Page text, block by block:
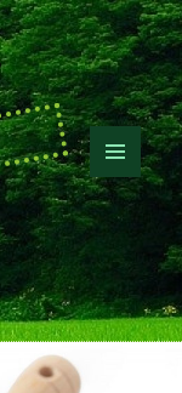
MENÜ
ÉS
WIDGETEK